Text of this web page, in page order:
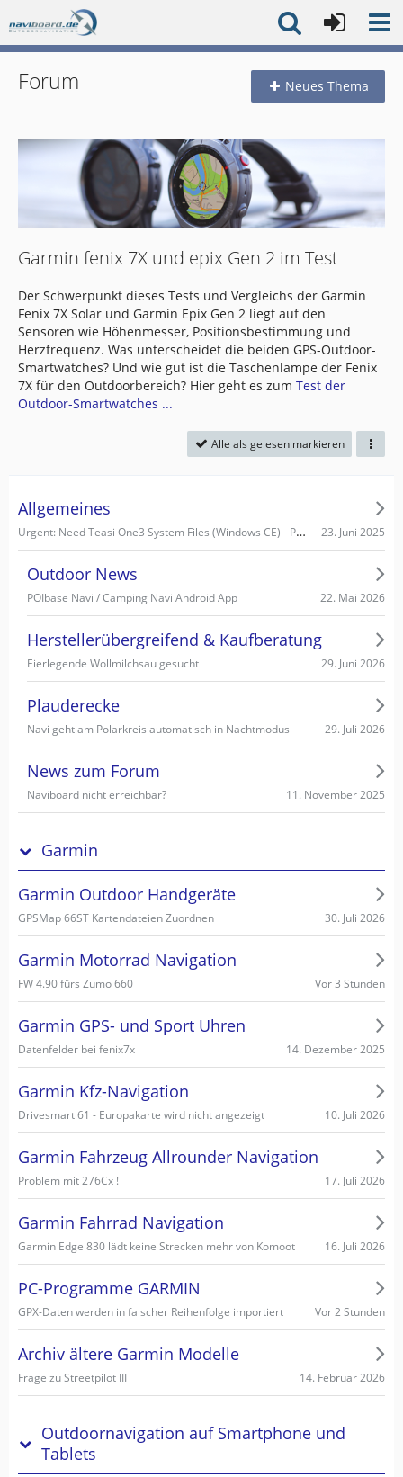
Forum Neues Thema
Garmin fenix 7X und epix Gen 2 im Test
Der Schwerpunkt dieses Tests und Vergleichs der Garmin
Fenix 7X Solar und Garmin Epix Gen 2 liegt auf den
Sensoren wie Höhenmesser, Positionsbestimmung und
Herzfrequenz. Was unterscheidet die beiden GPS-Outdoor-
Smartwatches? Und wie gut ist die Taschenlampe der Fenix
7X für den Outdoorbereich? Hier geht es zum Test der
Outdoor-Smartwatches ...
Alle als gelesen markieren
Allgemeines
Urgent: Need Teasi One3 System Files (Windows CE) - PC recognizes it as Mass Storage! 23. Juni 2025
Outdoor News
POIbase Navi / Camping Navi Android App 22. Mai 2026
Herstellerübergreifend & Kaufberatung
Eierlegende Wollmilchsau gesucht 29. Juni 2026
Plauderecke
Navi geht am Polarkreis automatisch in Nachtmodus 29. Juli 2026
News zum Forum
Naviboard nicht erreichbar? 11. November 2025
Garmin
Garmin Outdoor Handgeräte
GPSMap 66ST Kartendateien Zuordnen 30. Juli 2026
Garmin Motorrad Navigation
FW 4.90 fürs Zumo 660 Vor 3 Stunden
Garmin GPS- und Sport Uhren
Datenfelder bei fenix7x 14. Dezember 2025
Garmin Kfz-Navigation
Drivesmart 61 - Europakarte wird nicht angezeigt 10. Juli 2026
Garmin Fahrzeug Allrounder Navigation
Problem mit 276Cx ! 17. Juli 2026
Garmin Fahrrad Navigation
Garmin Edge 830 lädt keine Strecken mehr von Komoot 16. Juli 2026
PC-Programme GARMIN
GPX-Daten werden in falscher Reihenfolge importiert Vor 2 Stunden
Archiv ältere Garmin Modelle
Frage zu Streetpilot III 14. Februar 2026
Outdoornavigation auf Smartphone und
Tablets